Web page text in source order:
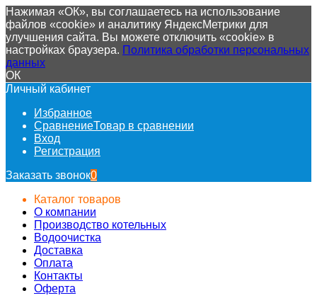
Нажимая «ОК», вы соглашаетесь на использование
файлов «cookie» и аналитику ЯндексМетрики для
улучшения сайта. Вы можете отключить «cookie» в
настройках браузера. Политика обработки персональных
данных
ОК
Личный кабинет
Избранное
СравнениеТовар в сравнении
Вход
Регистрация
Заказать звонок0
Каталог товаров
О компании
Производство котельных
Водоочистка
Доставка
Оплата
Контакты
Оферта